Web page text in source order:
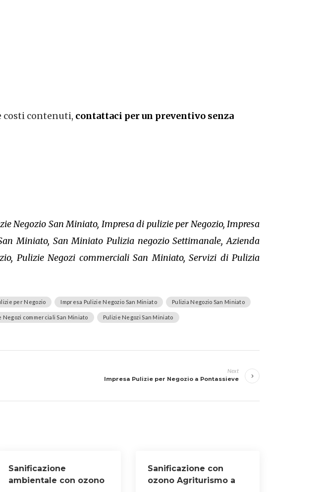
costi contenuti, contattaci per un preventivo senza
Negozio San Miniato, Impresa di pulizie per Negozio, Impresa
Miniato, San Miniato Pulizia negozio Settimanale, Azienda
Pulizie Negozi commerciali San Miniato, Servizi di Pulizia
per Negozio Impresa Pulizie Negozio San Miniato Pulizia Negozio San Miniato
Negozi commerciali San Miniato Pulizie Negozi San Miniato
Next
Impresa Pulizie per Negozio a Pontassieve
Sanificazione
ambientale con ozono
Sanificazione con
ozono Agriturismo a